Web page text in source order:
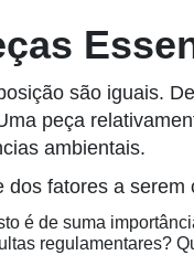
são iguais.
peça
ambientais.
dos fatores a
é de suma
regulamentares?